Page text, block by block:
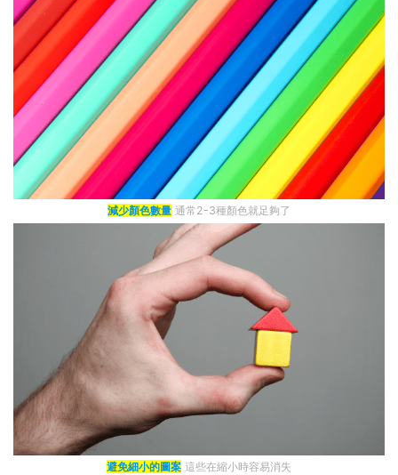
減少顏色數量 通常2-3種顏色就足夠了
避免細小的圖案 這些在縮小時容易消失